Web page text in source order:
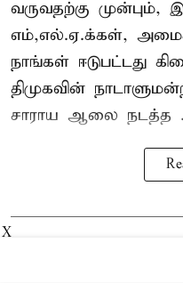
வருவதற்கு முன்பும்,
எம்,எல்.ஏ.க்கள்,
நாங்கள் ஈடுபட்டது
திமுகவின்
சாராய ஆலை நடத்த
X